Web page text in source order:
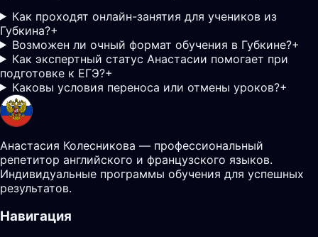
Как проходят онлайн-занятия для учеников из
Губкина?+
Возможен ли очный формат обучения в Губкине?+
Как экспертный статус Анастасии помогает при
подготовке к ЕГЭ?+
Каковы условия переноса или отмены уроков?+
Анастасия Колесникова — профессиональный
репетитор английского и французского языков.
Индивидуальные программы обучения для успешных
результатов.
Навигация